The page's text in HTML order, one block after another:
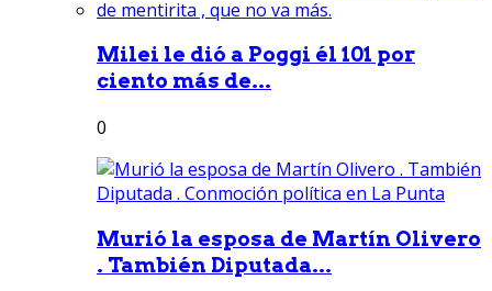
Milei le dió a Poggi él 101 por
ciento más de...
0
Murió la esposa de Martín Olivero
. También Diputada...